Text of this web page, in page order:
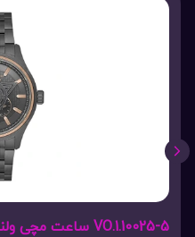
VO.1.10025-5 ساعت مچی ولنتینو